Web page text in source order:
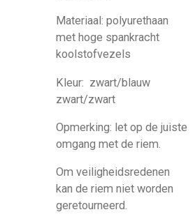
Materiaal: polyurethaan
met hoge spankracht
koolstofvezels
Kleur: zwart/blauw
zwart/zwart
Opmerking: let op de juiste
omgang met de riem.
Om veiligheidsredenen
kan de riem niet worden
geretourneerd.